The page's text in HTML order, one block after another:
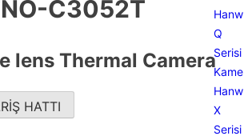
Q
Serisi
X
Serisi
C3052T
lens Thermal Camera
HATTI